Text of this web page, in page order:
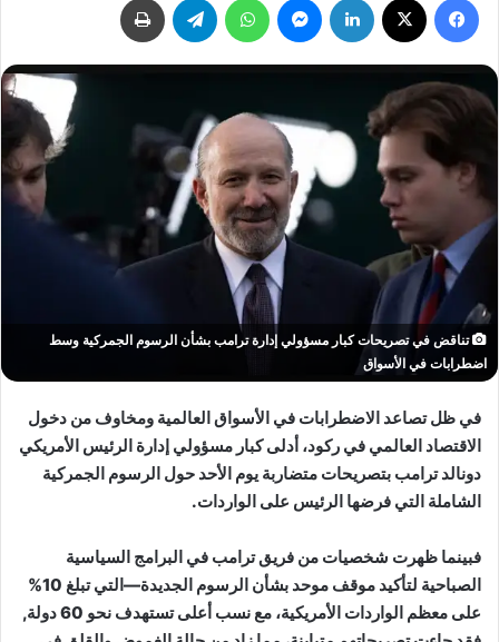
تناقض في تصريحات كبار مسؤولي إدارة ترامب بشأن الرسوم الجمركية وسط
اضطرابات في الأسواق
في ظل تصاعد الاضطرابات في الأسواق العالمية ومخاوف من دخول
الاقتصاد العالمي في ركود، أدلى كبار مسؤولي إدارة الرئيس الأمريكي
دونالد ترامب بتصريحات متضاربة يوم الأحد حول الرسوم الجمركية
الشاملة التي فرضها الرئيس على الواردات.
فبينما ظهرت شخصيات من فريق ترامب في البرامج السياسية
الصباحية لتأكيد موقف موحد بشأن الرسوم الجديدة—التي تبلغ 10%
على معظم الواردات الأمريكية، مع نسب أعلى تستهدف نحو 60 دولة,